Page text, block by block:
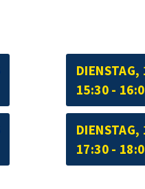
15:30 -
17:30 -